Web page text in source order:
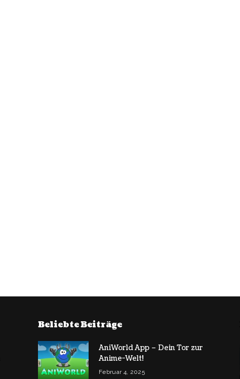
Beliebte Beiträge
AniWorld App – Dein Tor zur
Anime-Welt!
Februar 4, 2025